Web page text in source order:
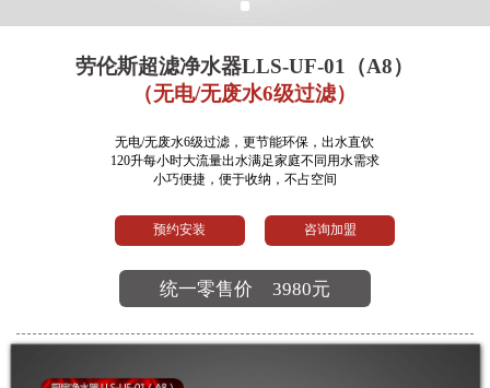
劳伦斯超滤净水器LLS-UF-01（A8）
（无电/无废水6级过滤）
无电/无废水6级过滤，更节能环保，出水直饮
120升每小时大流量出水满足家庭不同用水需求
小巧便捷，便于收纳，不占空间
预约安装 咨询加盟
统一零售价 3980元